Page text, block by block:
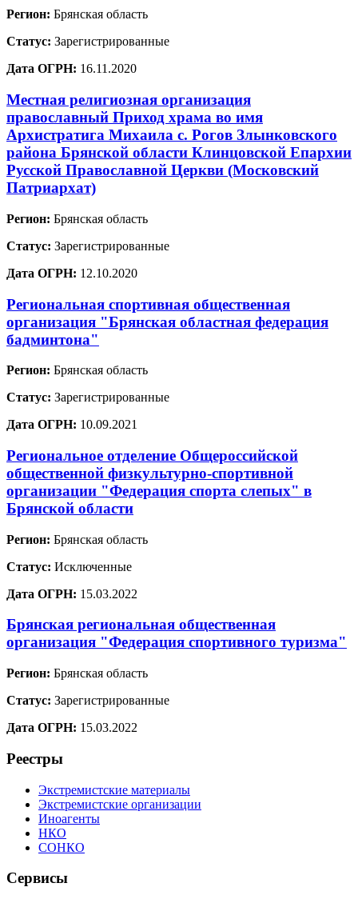
Регион: Брянская область
Статус: Зарегистрированные
Дата ОГРН: 16.11.2020
Местная религиозная организация
православный Приход храма во имя
Архистратига Михаила с. Рогов Злынковского
района Брянской области Клинцовской Епархии
Русской Православной Церкви (Московский
Патриархат)
Регион: Брянская область
Статус: Зарегистрированные
Дата ОГРН: 12.10.2020
Региональная спортивная общественная
организация "Брянская областная федерация
бадминтона"
Регион: Брянская область
Статус: Зарегистрированные
Дата ОГРН: 10.09.2021
Региональное отделение Общероссийской
общественной физкультурно-спортивной
организации "Федерация спорта слепых" в
Брянской области
Регион: Брянская область
Статус: Исключенные
Дата ОГРН: 15.03.2022
Брянская региональная общественная
организация "Федерация спортивного туризма"
Регион: Брянская область
Статус: Зарегистрированные
Дата ОГРН: 15.03.2022
Реестры
Экстремистские материалы
Экстремистские организации
Иноагенты
НКО
СОНКО
Сервисы